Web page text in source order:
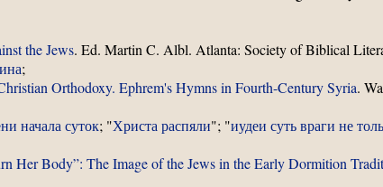
the Jews. Ed. Martin C. Albl. Atlanta: Society of Biblical
;
Orthodoxy. Ephrem's Hymns in Fourth-Century Syria.
начала суток; "Христа распяли"; "иудеи суть враги не
Her Body”: The Image of the Jews in the Early Dormition